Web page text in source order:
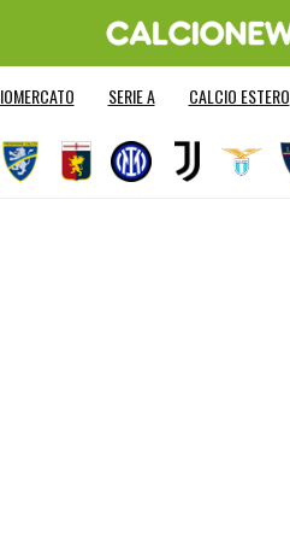
SERIE A CALCIO ESTERO